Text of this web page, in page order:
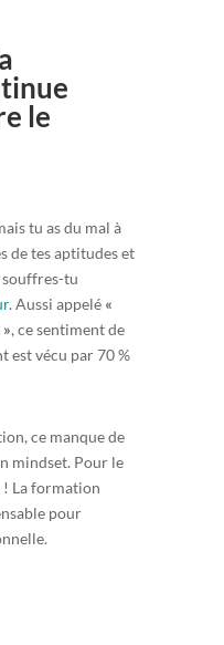
le
tu as du mal à
de tes aptitudes et
tu
. Aussi appelé «
, ce sentiment de
est vécu par 70 %
ce manque de
mindset. Pour le
! La formation
pour